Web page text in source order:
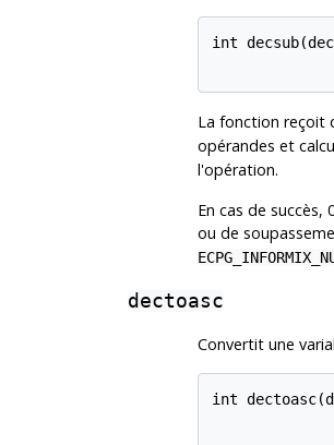
int
La fonction reçoit
opérandes et
l'opération.
En cas de
ou de
dectoasc
Convertit une
int